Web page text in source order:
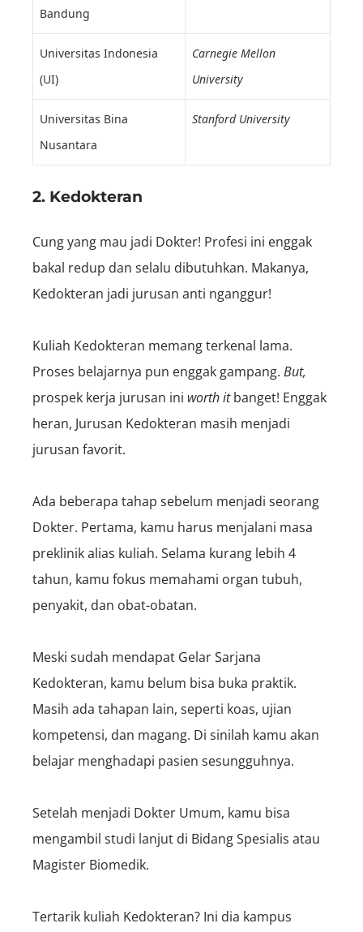
Bandung
Universitas Indonesia
(UI)
Carnegie Mellon
University
Universitas Bina
Nusantara
Stanford University
2. Kedokteran
Cung yang mau jadi Dokter! Profesi ini enggak
bakal redup dan selalu dibutuhkan. Makanya,
Kedokteran jadi jurusan anti nganggur!
Kuliah Kedokteran memang terkenal lama.
Proses belajarnya pun enggak gampang. But,
prospek kerja jurusan ini worth itbanget! Enggak
heran, Jurusan Kedokteran masih menjadi
jurusan favorit.
Ada beberapa tahap sebelum menjadi seorang
Dokter. Pertama, kamu harus menjalani masa
preklinik alias kuliah. Selama kurang lebih 4
tahun, kamu fokus memahami organ tubuh,
penyakit, dan obat-obatan.
Meski sudah mendapat Gelar Sarjana
Kedokteran, kamu belum bisa buka praktik.
Masih ada tahapan lain, seperti koas, ujian
kompetensi, dan magang. Di sinilah kamu akan
belajar menghadapi pasien sesungguhnya.
Setelah menjadi Dokter Umum, kamu bisa
mengambil studi lanjut di Bidang Spesialis atau
Magister Biomedik.
Tertarik kuliah Kedokteran? Ini dia kampus